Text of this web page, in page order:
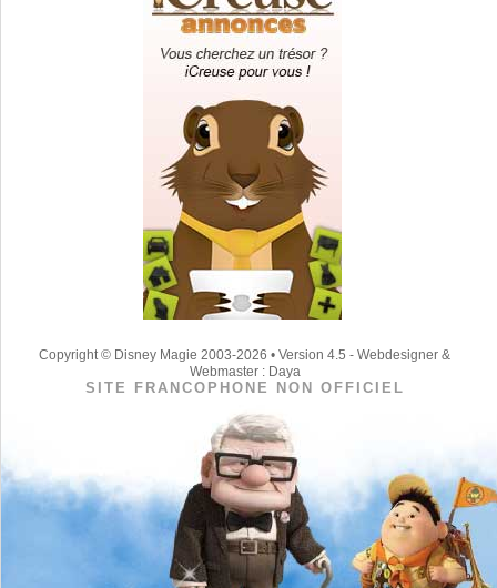
Copyright © Disney Magie 2003-2026 • Version 4.5 - Webdesigner &
Webmaster : Daya
SITE FRANCOPHONE NON OFFICIEL